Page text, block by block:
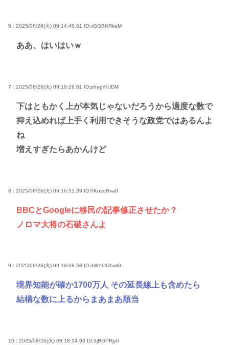
5 : 2025/08/26(火) 09:14:48.61 ID:vGGBNRkaM
ああ、はいはいｗ
7 : 2025/08/26(火) 09:16:26.61 ID:phagiVUDM
下はともかく上が本気じゃないだろうから適度な数で
抑え込めれば上手く利用できそうな政党ではあるんよ
ね
増えすぎたらあかんけど
8 : 2025/08/26(火) 09:16:51.39 ID:0KuvqRxa0
BBCとGoogleに移民の記事修正させたか？
ノロマ大将の石破さんよ
9 : 2025/08/26(火) 09:18:08.58 ID:dWYOGbwt0
境界知能が確か1700万人 その延長線上も含めたら
結構な数に上るからまあまあ順当
10 : 2025/08/26(火) 09:18:14.99 ID:9jBGPRjy0